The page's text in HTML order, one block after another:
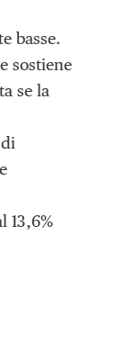
basse.
sostiene
se la
13,6%